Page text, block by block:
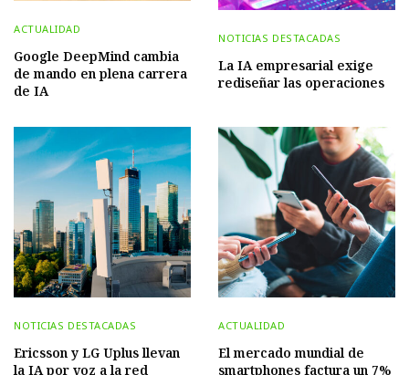
ACTUALIDAD
Google DeepMind cambia
de mando en plena carrera
de IA
NOTICIAS DESTACADAS
La IA empresarial exige
rediseñar las operaciones
NOTICIAS DESTACADAS
Ericsson y LG Uplus llevan
la IA por voz a la red
ACTUALIDAD
El mercado mundial de
smartphones factura un 7%